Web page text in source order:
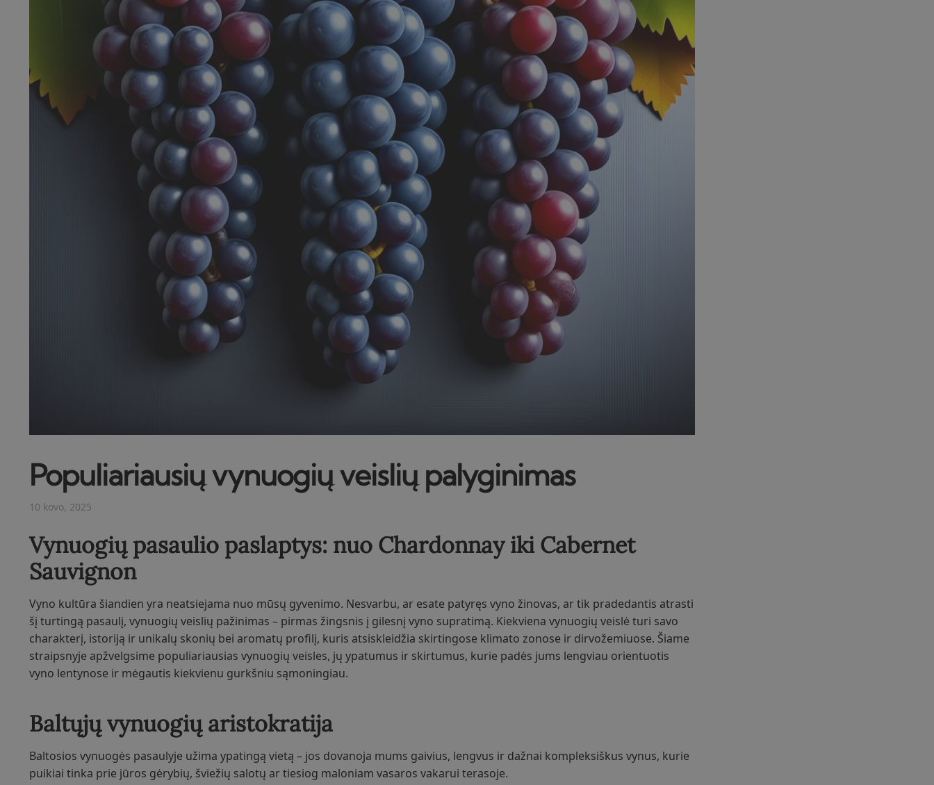
Populiariausių vynuogių veislių palyginimas
10 kovo, 2025
Vynuogių pasaulio paslaptys: nuo Chardonnay iki Cabernet
Sauvignon
Vyno kultūra šiandien yra neatsiejama nuo mūsų gyvenimo. Nesvarbu, ar esate patyręs vyno žinovas, ar tik pradedantis atrasti
šį turtingą pasaulį, vynuogių veislių pažinimas – pirmas žingsnis į gilesnį vyno supratimą. Kiekviena vynuogių veislė turi savo
charakterį, istoriją ir unikalų skonių bei aromatų profilį, kuris atsiskleidžia skirtingose klimato zonose ir dirvožemiuose. Šiame
straipsnyje apžvelgsime populiariausias vynuogių veisles, jų ypatumus ir skirtumus, kurie padės jums lengviau orientuotis
vyno lentynose ir mėgautis kiekvienu gurkšniu sąmoningiau.
Baltųjų vynuogių aristokratija
Baltosios vynuogės pasaulyje užima ypatingą vietą – jos dovanoja mums gaivius, lengvus ir dažnai kompleksiškus vynus, kurie
puikiai tinka prie jūros gėrybių, šviežių salotų ar tiesiog maloniam vasaros vakarui terasoje.